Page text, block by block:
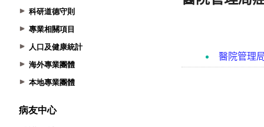
科研道德守則
專業相關項目
人口及健康統計
海外專業團體
本地專業團體
病友中心